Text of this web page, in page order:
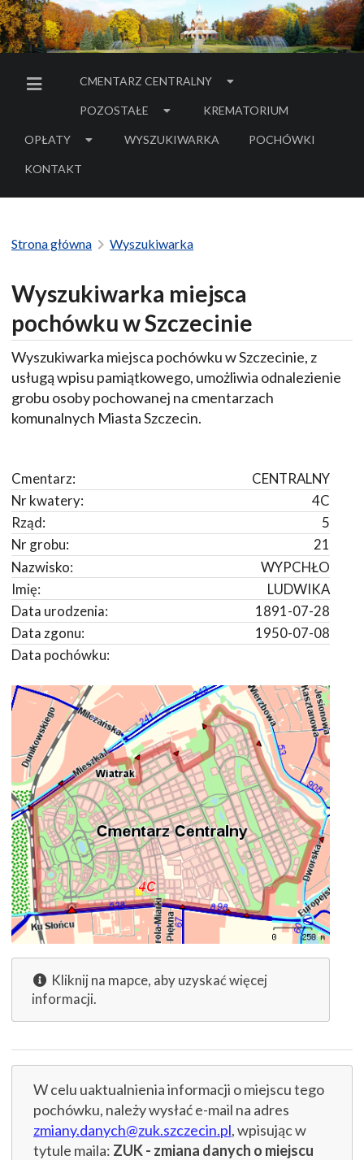
MENU BOCZNE
CMENTARZ CENTRALNY
POZOSTAŁE KREMATORIUM
OPŁATY WYSZUKIWARKA POCHÓWKI
- LINK DO SERWISU
KONTAKT
Strona główna Wyszukiwarka
Wyszukiwarka miejsca
pochówku w Szczecinie
Wyszukiwarka miejsca pochówku w Szczecinie, z
usługą wpisu pamiątkowego, umożliwia odnalezienie
grobu osoby pochowanej na cmentarzach
komunalnych Miasta Szczecin.
CENTRALNY
Cmentarz:
4C
Nr kwatery:
5
Rząd:
21
Nr grobu:
WYPCHŁO
Nazwisko:
LUDWIKA
Imię:
1891-07-28
Data urodzenia:
1950-07-08
Data zgonu:
Data pochówku:
Kliknij na mapce, aby uzyskać więcej
informacji.
W celu uaktualnienia informacji o miejscu tego
pochówku, należy wysłać e-mail na adres
zmiany.danych@zuk.szczecin.pl, wpisując w
tytule maila: ZUK - zmiana danych o miejscu